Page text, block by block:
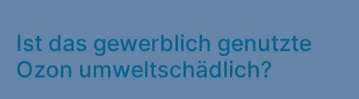
Ist das gewerblich genutzte
Ozon umweltschädlich?